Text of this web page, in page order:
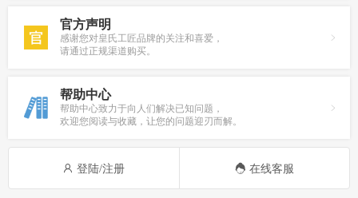
官方声明
感谢您对皇氏工匠品牌的关注和喜爱，
请通过正规渠道购买。
帮助中心
帮助中心致力于向人们解决已知问题，
欢迎您阅读与收藏，让您的问题迎刃而解。
登陆/注册 在线客服